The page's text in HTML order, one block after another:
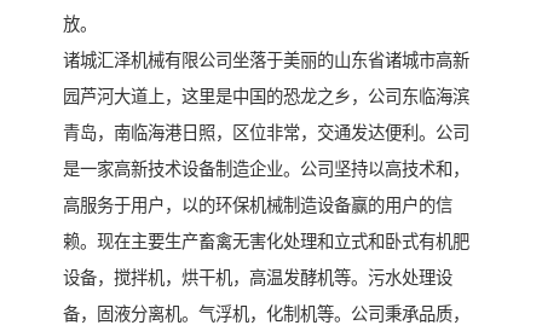
放。
诸城汇泽机械有限公司坐落于美丽的山东省诸城市高新
园芦河大道上，这里是中国的恐龙之乡，公司东临海滨
青岛，南临海港日照，区位非常，交通发达便利。公司
是一家高新技术设备制造企业。公司坚持以高技术和，
高服务于用户，以的环保机械制造设备赢的用户的信
赖。现在主要生产畜禽无害化处理和立式和卧式有机肥
设备，搅拌机，烘干机，高温发酵机等。污水处理设
备，固液分离机。气浮机，化制机等。公司秉承品质，